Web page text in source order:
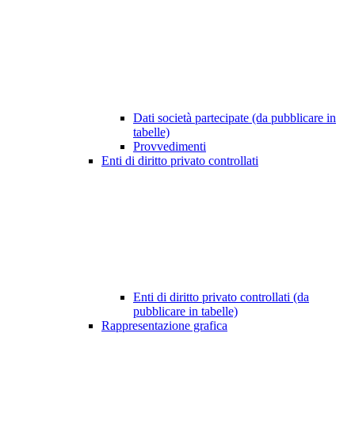
Dati società partecipate (da pubblicare in
tabelle)
Provvedimenti
Enti di diritto privato controllati
Enti di diritto privato controllati (da
pubblicare in tabelle)
Rappresentazione grafica